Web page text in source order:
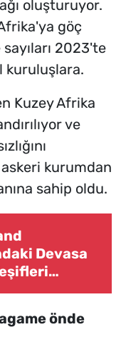
oluşturuyor.
göç
2023'te
kuruluşlara.
Kuzey Afrika
ve
kurumdan
sahip oldu.
Devasa
mı
önde